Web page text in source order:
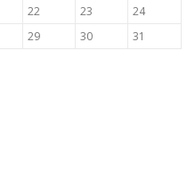
22 23
24
29 30 31